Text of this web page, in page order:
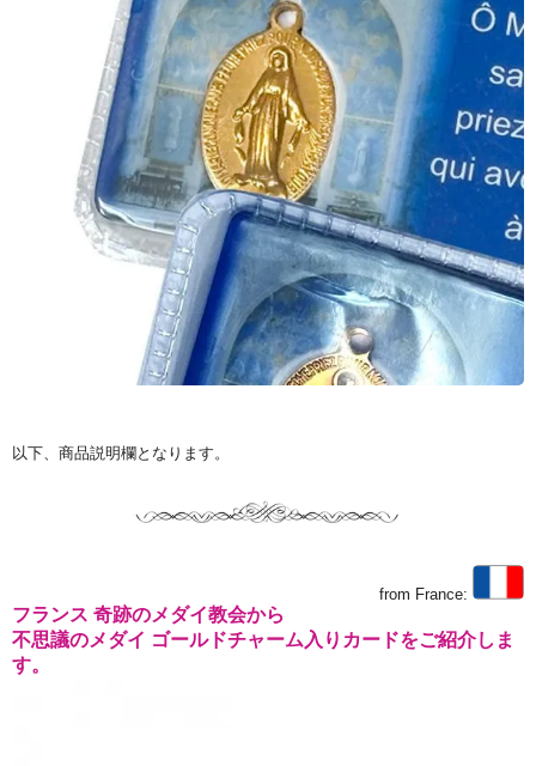
以下、商品説明欄となります。
from France:
フランス 奇跡のメダイ教会から
不思議のメダイ ゴールドチャーム入りカードをご紹介しま
す。